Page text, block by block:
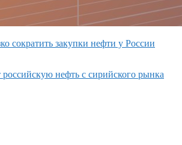
сократить закупки нефти у России
нефть с сирийского рынка